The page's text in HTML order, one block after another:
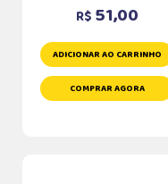
R$ 51,00
ADICIONAR AO CARRINHO
COMPRAR AGORA